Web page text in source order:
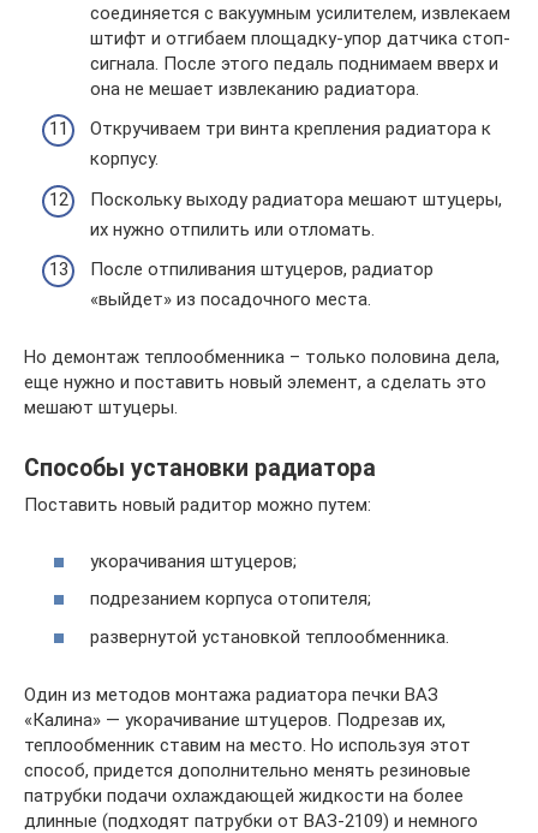
соединяется с вакуумным усилителем, извлекаем
штифт и отгибаем площадку-упор датчика стоп-
сигнала. После этого педаль поднимаем вверх и
она не мешает извлеканию радиатора.
Откручиваем три винта крепления радиатора к
корпусу.
Поскольку выходу радиатора мешают штуцеры,
их нужно отпилить или отломать.
После отпиливания штуцеров, радиатор
«выйдет» из посадочного места.
Но демонтаж теплообменника – только половина дела,
еще нужно и поставить новый элемент, а сделать это
мешают штуцеры.
Способы установки радиатора
Поставить новый радитор можно путем:
укорачивания штуцеров;
подрезанием корпуса отопителя;
развернутой установкой теплообменника.
Один из методов монтажа радиатора печки ВАЗ
«Калина» — укорачивание штуцеров. Подрезав их,
теплообменник ставим на место. Но используя этот
способ, придется дополнительно менять резиновые
патрубки подачи охлаждающей жидкости на более
длинные (подходят патрубки от ВАЗ-2109) и немного